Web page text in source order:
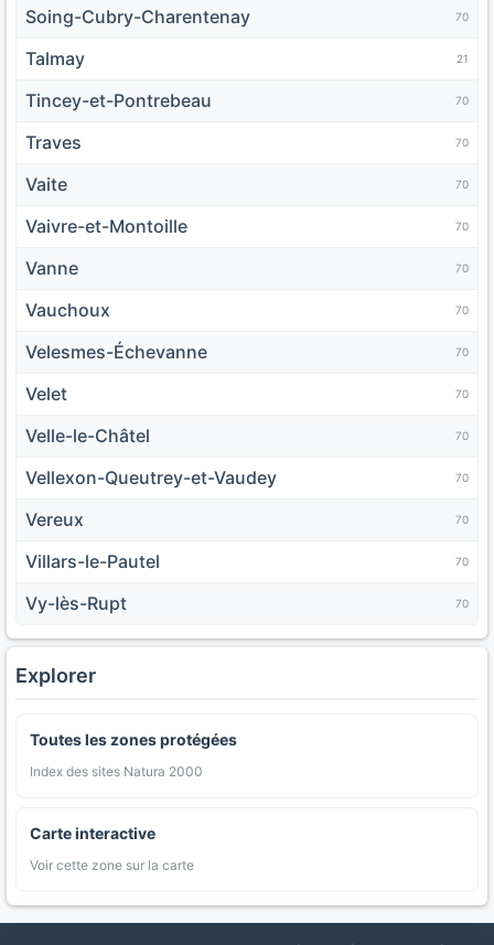
Soing-Cubry-Charentenay 70
Talmay 21
Tincey-et-Pontrebeau 70
Traves 70
Vaite 70
Vaivre-et-Montoille 70
Vanne 70
Vauchoux 70
Velesmes-Échevanne 70
Velet 70
Velle-le-Châtel 70
Vellexon-Queutrey-et-Vaudey 70
Vereux 70
Villars-le-Pautel 70
Vy-lès-Rupt 70
Explorer
Toutes les zones protégées
Index des sites Natura 2000
Carte interactive
Voir cette zone sur la carte